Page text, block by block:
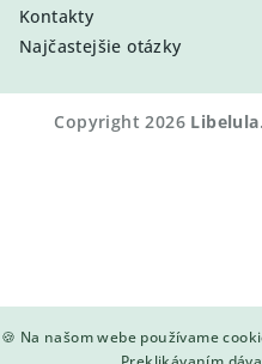
🍪 Na našom webe používame
Kontakty
Najčastejšie otázky
Copyright 2026 Libelula